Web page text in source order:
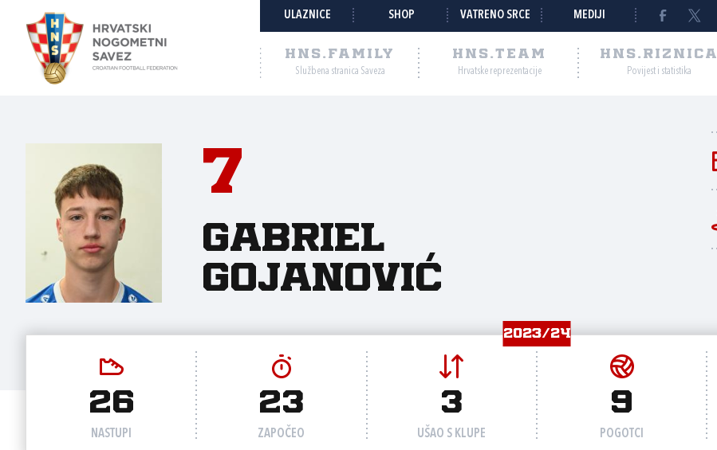
ULAZNICE SHOP VATRENO SRCE MEDIJI
HNS.FAMILY
Službena stranica Saveza
HNS.TEAM
Hrvatske reprezentacije
HNS.RIZNICA
Povijest i statistika
7
Gabriel
Gojanović
2023/24
26
NASTUPI
23
ZAPOČEO
3
UŠAO S KLUPE
9
POGOTCI